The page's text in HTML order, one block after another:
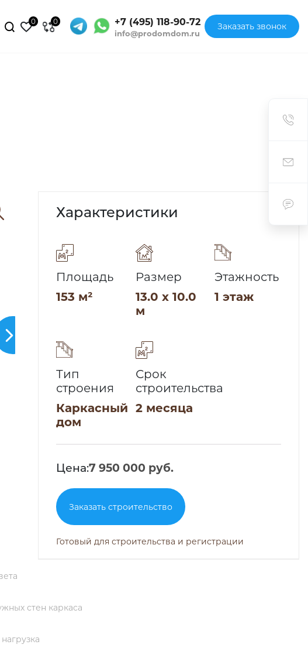
0 0 +7 (495) 118-90-72
info@prodomdom.ru
Заказать звонок
Характеристики
Площадь
153 м²
Размер
13.0 x 10.0
м
Этажность
1 этаж
Тип
строения
Каркасный
дом
Срок
строительства
2 месяца
Цена:7 950 000 руб.
Заказать строительство
Готовый для строительства и регистрации
стен каркаса